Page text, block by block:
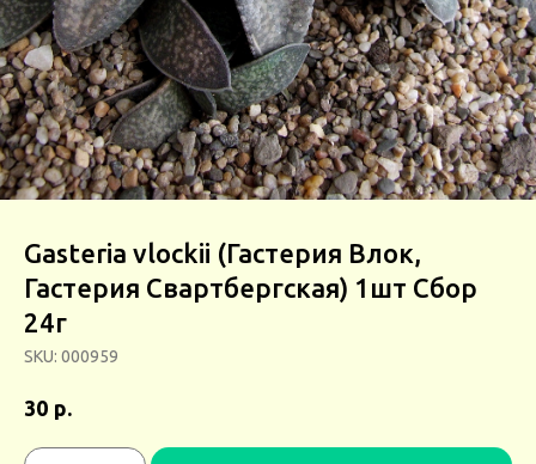
Gasteria vlockii (Гастерия Влок,
Гастерия Свартбергская) 1шт Сбор
24г
SKU: 000959
30 р.